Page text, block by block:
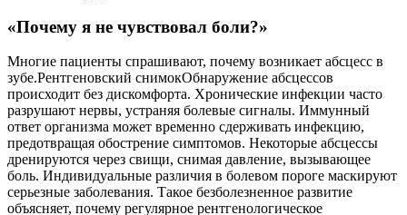
«Почему я не чувствовал боли?»
Многие пациенты спрашивают, почему возникает абсцесс в
зубе.Рентгеновский снимокОбнаружение абсцессов
происходит без дискомфорта. Хронические инфекции часто
разрушают нервы, устраняя болевые сигналы. Иммунный
ответ организма может временно сдерживать инфекцию,
предотвращая обострение симптомов. Некоторые абсцессы
дренируются через свищи, снимая давление, вызывающее
боль. Индивидуальные различия в болевом пороге маскируют
серьезные заболевания. Такое безболезненное развитие
объясняет, почему регулярное рентгенологическое